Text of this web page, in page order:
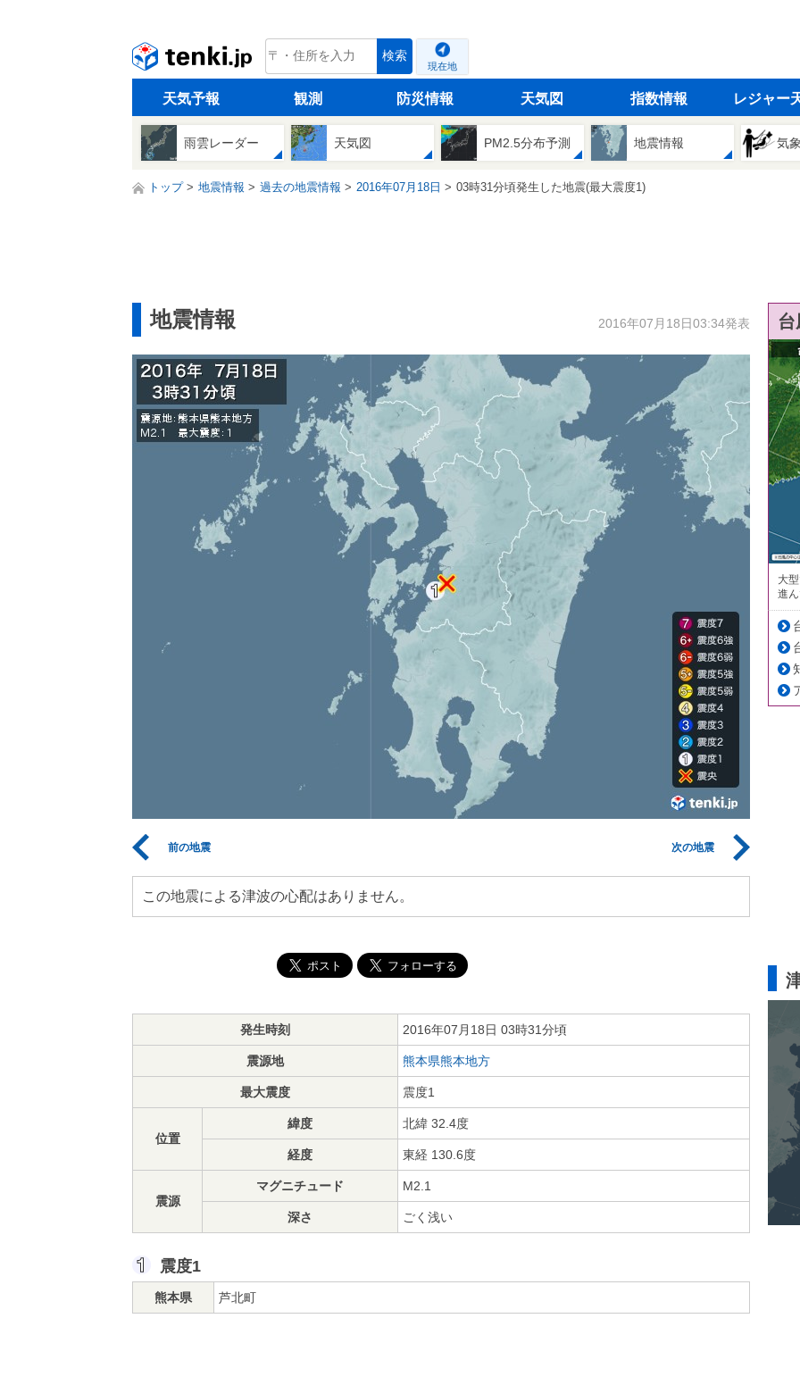
tenki.jp 検索
現在地
天気予報 観測 防災情報 天気図 指数情報 レジャー
雨雲レーダー 天気図 PM2.5分布予測 地震情報 気
トップ 地震情報 過去の地震情報 2016年07月18日 03時31分頃発生した地震(最大震度1)
地震情報 2016年07月18日03:34発表
前の地震 次の地震
この地震による津波の心配はありません。
発生時刻 2016年07月18日 03時31分頃
震源地 熊本県熊本地方
最大震度 震度1
位置
緯度 北緯 32.4度
経度 東経 130.6度
震源
マグニチュード M2.1
深さ ごく浅い
震度1
熊本県 芦北町
大
進